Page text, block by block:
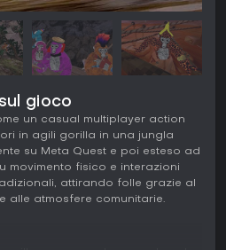
gioco
un casual multiplayer action
in agili gorilla in una jungla
su Meta Quest e poi esteso ad
movimento fisico e interazioni
attirando folle grazie al
alle atmosfere comunitarie.